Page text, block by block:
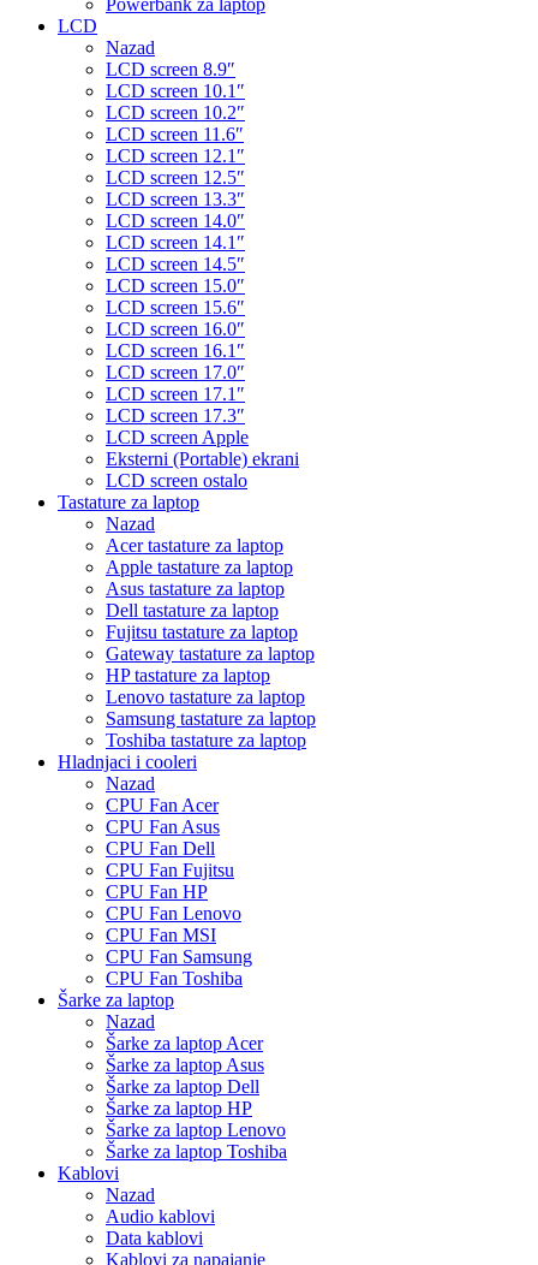
LCD
Nazad
LCD screen 8.9″
LCD screen 10.1″
LCD screen 10.2″
LCD screen 11.6″
LCD screen 12.1″
LCD screen 12.5″
LCD screen 13.3″
LCD screen 14.0″
LCD screen 14.1″
LCD screen 14.5″
LCD screen 15.0″
LCD screen 15.6″
LCD screen 16.0″
LCD screen 16.1″
LCD screen 17.0″
LCD screen 17.1″
LCD screen 17.3″
LCD screen Apple
Eksterni (Portable) ekrani
LCD screen ostalo
Tastature za laptop
Nazad
Acer tastature za laptop
Apple tastature za laptop
Asus tastature za laptop
Dell tastature za laptop
Fujitsu tastature za laptop
Gateway tastature za laptop
HP tastature za laptop
Lenovo tastature za laptop
Samsung tastature za laptop
Toshiba tastature za laptop
Hladnjaci i cooleri
Nazad
CPU Fan Acer
CPU Fan Asus
CPU Fan Dell
CPU Fan Fujitsu
CPU Fan HP
CPU Fan Lenovo
CPU Fan MSI
CPU Fan Samsung
CPU Fan Toshiba
Šarke za laptop
Nazad
Šarke za laptop Acer
Šarke za laptop Asus
Šarke za laptop Dell
Šarke za laptop HP
Šarke za laptop Lenovo
Šarke za laptop Toshiba
Kablovi
Nazad
Audio kablovi
Data kablovi
Kablovi za napajanje